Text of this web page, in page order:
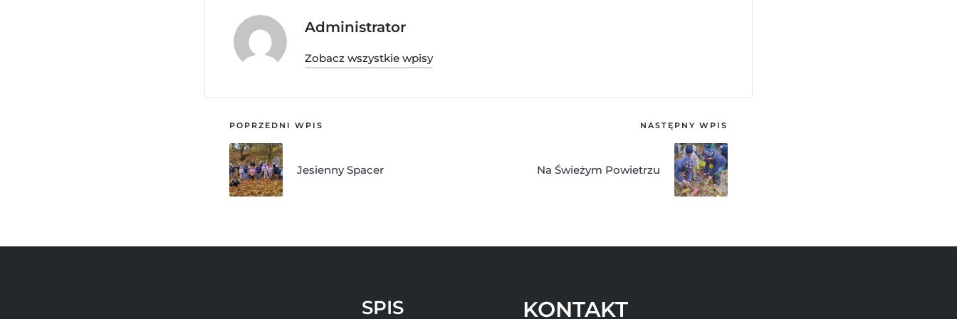
Administrator
Zobacz wszystkie wpisy
POPRZEDNI WPIS
Jesienny Spacer
NASTĘPNY WPIS
Na Świeżym Powietrzu
SPIS KONTAKT